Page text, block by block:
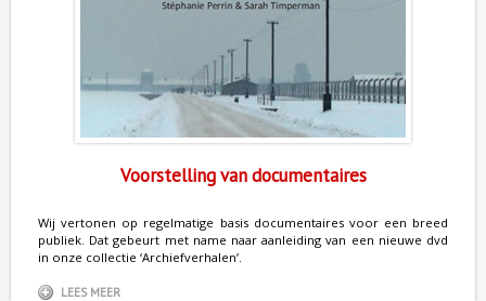
Voorstelling van documentaires
Wij vertonen op regelmatige basis documentaires voor een breed
publiek. Dat gebeurt met name naar aanleiding van een nieuwe dvd
in onze collectie ‘Archiefverhalen’.
LEES MEER